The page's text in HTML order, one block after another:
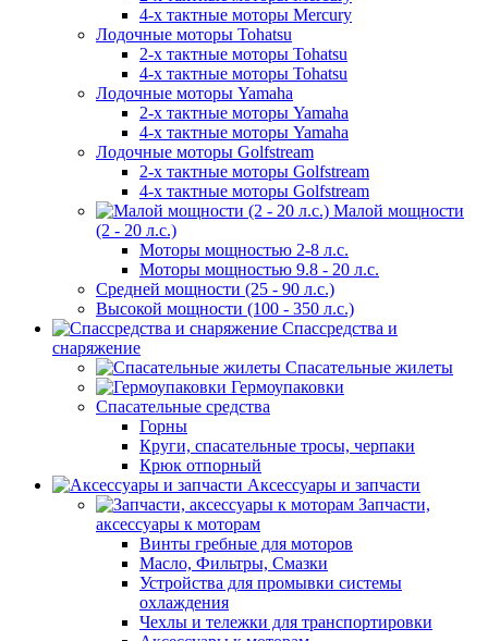
4-х тактные моторы Mercury
Лодочные моторы Tohatsu
2-х тактные моторы Tohatsu
4-х тактные моторы Tohatsu
Лодочные моторы Yamaha
2-х тактные моторы Yamaha
4-х тактные моторы Yamaha
Лодочные моторы Golfstream
2-х тактные моторы Golfstream
4-х тактные моторы Golfstream
Малой мощности
(2 - 20 л.с.)
Моторы мощностью 2-8 л.с.
Моторы мощностью 9.8 - 20 л.с.
Средней мощности (25 - 90 л.с.)
Высокой мощности (100 - 350 л.с.)
Спассредства и
снаряжение
Спасательные жилеты
Гермоупаковки
Спасательные средства
Горны
Круги, спасательные тросы, черпаки
Крюк отпорный
Аксессуары и запчасти
Запчасти,
аксессуары к моторам
Винты гребные для моторов
Масло, Фильтры, Смазки
Устройства для промывки системы
охлаждения
Чехлы и тележки для транспортировки